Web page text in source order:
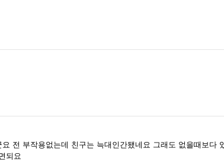
전 부작용없는데 친구는 늑대인간됐네요 그래도 없을때보다
되요